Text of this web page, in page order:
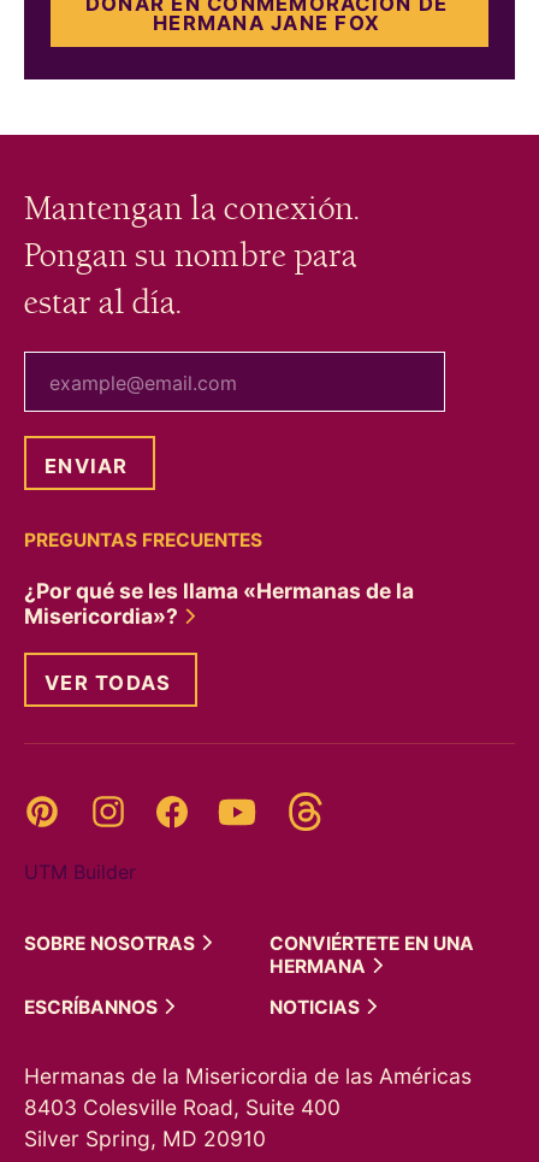
HERMANA JANE FOX
Mantengan la conexión.
Pongan su nombre para
estar al día.
PREGUNTAS FRECUENTES
¿Por qué se les llama «Hermanas de la
Misericordia»?
VER TODAS
Pinterest InstagramFacebookYouTube
UTM Builder
SOBRE NOSOTRAS
CONVIÉRTETE EN UNA
HERMANA
ESCRÍBANNOS
NOTICIAS
Hermanas de la Misericordia de las Américas
8403 Colesville Road, Suite 400
Silver Spring, MD 20910